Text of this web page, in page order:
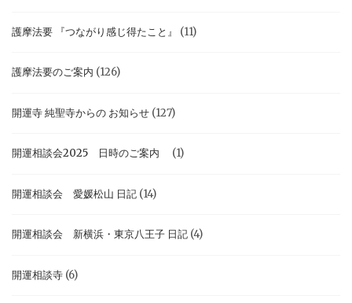
護摩法要 『つながり感じ得たこと』 (11)
護摩法要のご案内 (126)
開運寺 純聖寺からの お知らせ (127)
開運相談会2025 日時のご案内 (1)
開運相談会 愛媛松山 日記 (14)
開運相談会 新横浜・東京八王子 日記 (4)
開運相談寺 (6)